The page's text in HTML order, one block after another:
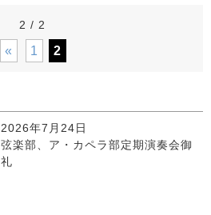
2 / 2
« 1 2
2026年7月24日
弦楽部、ア・カペラ部定期演奏会御
礼